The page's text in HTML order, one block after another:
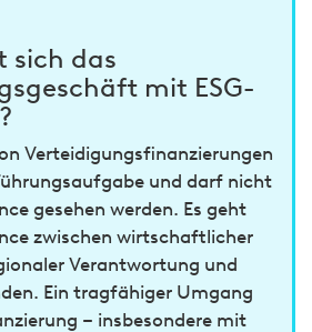
sich das
mit ESG-
Verteidigungsfinanzierungen
und darf nicht
gesehen werden. Es geht
zwischen wirtschaftlicher
Verantwortung und
Ein tragfähiger Umgang
– insbesondere mit